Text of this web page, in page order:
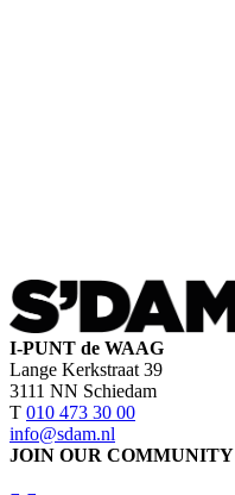
I-PUNT de WAAG
Lange Kerkstraat 39
3111 NN Schiedam
T 010 473 30 00
info@sdam.nl
JOIN OUR COMMUNITY